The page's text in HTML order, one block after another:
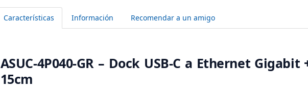
Características Información Recomendar a un amigo
ASUC-4P040-GR – Dock USB-C a Ethernet Gigabit
15cm